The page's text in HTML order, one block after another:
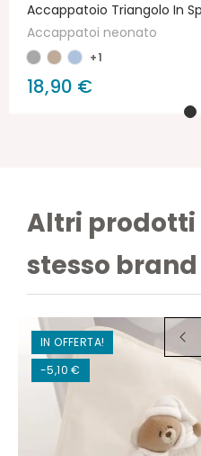
Accappatoio Triangolo In
Accappatoi neonato
+1
18,90 €
Altri prodotti
stesso brand
IN OFFERTA!
-5,10 €